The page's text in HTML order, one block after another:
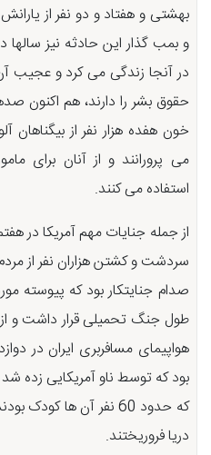
بهشتی و هفتاد و دو نفر از یارانش
و بمب گذار این حادثه نیز سالها
در آنجا زندگی می کرد و عجیب
حقوق بشر را دارند، هم اکنون
خون هفده هزار نفر از بیگناهان
می پرورانند و از آنان برای
استفاده می کنند.
سردشت و کشتن هزاران نفر از
صدام جنایتکار بود که پیوسته
طول جنگ تحمیلی قرار داشت و
که حدود 60 نفر آن ها کودک
دریا فروریختند.